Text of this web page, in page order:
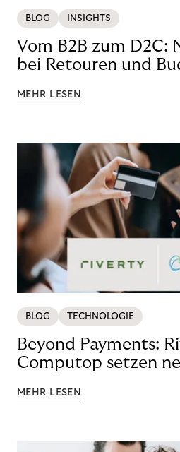
BLOG INSIGHTS
Vom B2B zum D2C:
bei Retouren und
MEHR LESEN
BLOG TECHNOLOGIE
Beyond Payments:
Computop setzen
MEHR LESEN